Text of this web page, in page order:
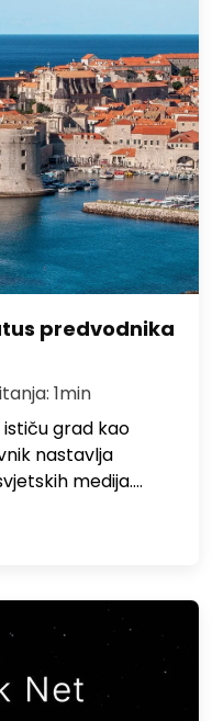
predvodnika
1min
grad kao
nastavlja
medija.…